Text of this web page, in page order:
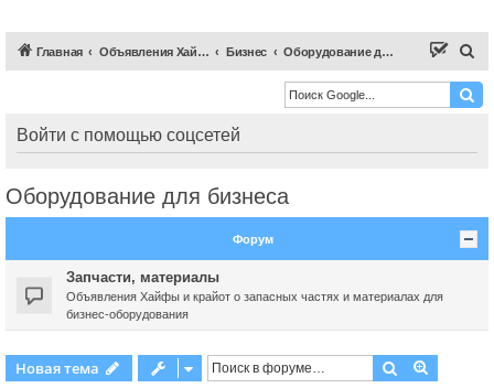
Главная Объявления Хайфы и крайот Бизнес Оборудование для бизнеса
и
к
Войти с помощью соцсетей
Оборудование для бизнеса
Форум
Запчасти, материалы
Объявления Хайфы и крайот о запасных частях и материалах для
бизнес-оборудования
Новая тема Поиск